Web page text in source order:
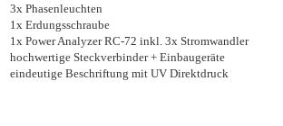
3x Phasenleuchten
1x Erdungsschraube
1x Power Analyzer RC-72 inkl. 3x Stromwandler
hochwertige Steckverbinder + Einbaugeräte
eindeutige Beschriftung mit UV Direktdruck